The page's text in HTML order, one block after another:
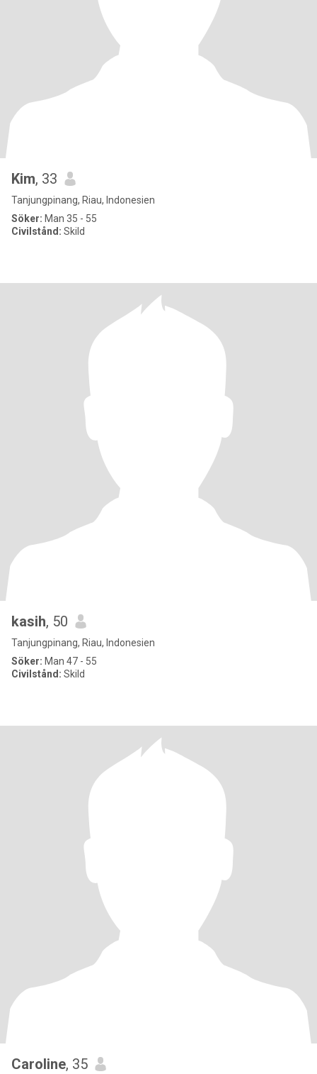
Kim, 33
Tanjungpinang, Riau, Indonesien
Söker: Man 35 - 55
Civilstånd: Skild
kasih, 50
Tanjungpinang, Riau, Indonesien
Söker: Man 47 - 55
Civilstånd: Skild
Caroline, 35